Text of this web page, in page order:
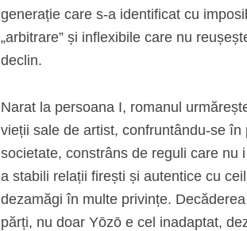
generație care s-a identificat cu
„arbitrare” și inflexibile care nu
declin.
Narat la persoana I, romanul
vieții sale de artist, confruntându-se
societate, constrâns de reguli care nu
a stabili relații firești și autentice cu
dezamăgi în multe privințe.
părți, nu doar Yōzō e cel inadaptat,